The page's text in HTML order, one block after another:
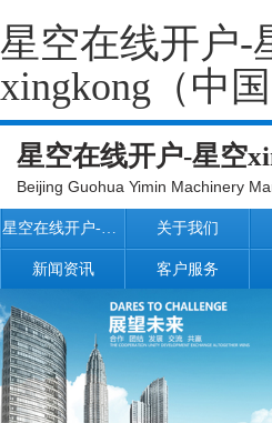
星空在线开户-
xingkong（中国
星空在线开户-星空
Beijing Guohua Yimin Machinery
星空在线开户-星空xingkong（中国） 关于我们
新闻资讯 客户服务